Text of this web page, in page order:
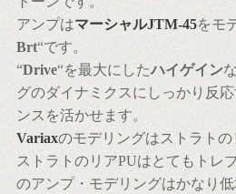
アンプはマーシャルJTM-45をモ
Brt“です。
“Drive“を最大にしたハイゲイン
グのダイナミクスにしっかり反
ンスを活かせます。
Variaxのモデリングはストラトの
ストラトのリアPUはとてもトレ
のアンプ・モデリングはかなり